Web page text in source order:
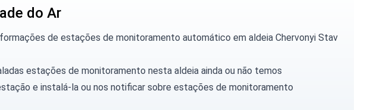
do Ar
de estações de monitoramento automático em aldeia Chervonyi Stav
estações de monitoramento nesta aldeia ainda ou não temos
e instalá-la ou nos notificarsobre estações de monitoramento